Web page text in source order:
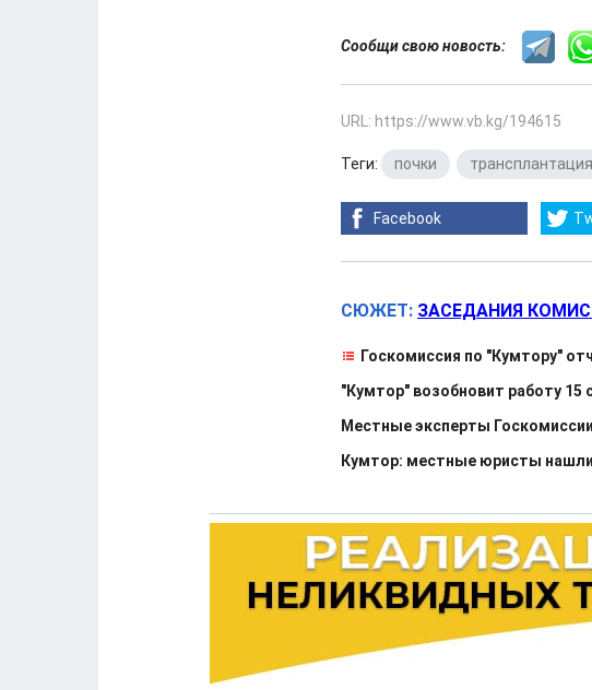
Сообщи свою новость:
URL: https://www.vb.kg/194615
Теги: почки
Facebook
СЮЖЕТ: ЗАСЕДАНИЯ
Госкомиссия по "Кумтору"
"Кумтор" возобновит работу 15
Местные эксперты
Кумтор: местные юристы